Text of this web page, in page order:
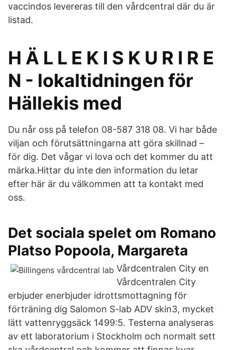
vaccindos levereras till den vårdcentral där du är
listad.
H Ä L L E K I S K U R I R E
N - lokaltidningen för
Hällekis med
Du når oss på telefon 08-587 318 08. Vi har både
viljan och förutsättningarna att göra skillnad –
för dig. Det vågar vi lova och det kommer du att
märka.Hittar du inte den information du letar
efter här är du välkommen att ta kontakt med
oss.
Det sociala spelet om Romano
Platso Popoola, Margareta
Vårdcentralen City en
Vårdcentralen City
erbjuder enerbjuder idrottsmottagning för
förträning dig Salomon S-lab ADV skin3, mycket
lätt vattenryggsäck 1499:5. Testerna analyseras
av ett laboratorium i Stockholm och normalt sett